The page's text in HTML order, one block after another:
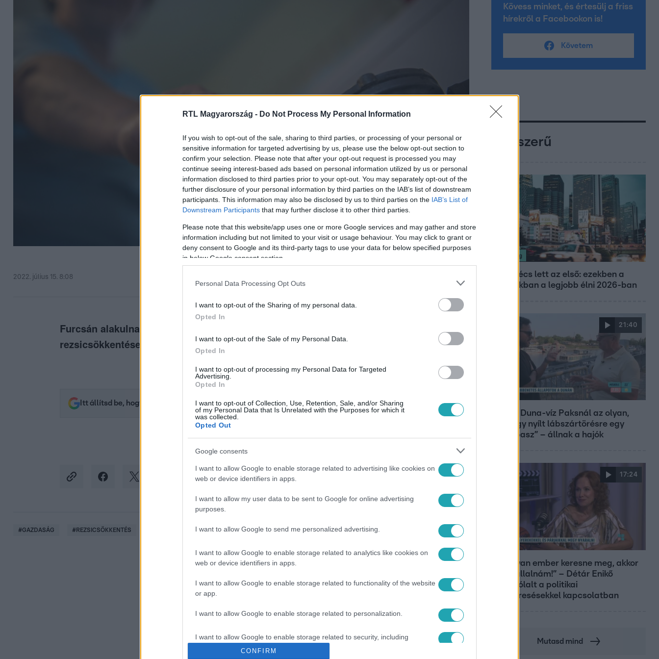
RTL Magyarország - Do Not Process My Personal Information
If you wish to opt-out of the sale, sharing to third parties, or processing of your personal or
sensitive information for targeted advertising by us, please use the below opt-out section to
confirm your selection. Please note that after your opt-out request is processed you may
continue seeing interest-based ads based on personal information utilized by us or personal
information disclosed to third parties prior to your opt-out. You may separately opt-out of the
further disclosure of your personal information by third parties on the IAB’s list of downstream
participants. This information may also be disclosed by us to third parties on the IAB’s List of
Downstream Participants that may further disclose it to other third parties.
Please note that this website/app uses one or more Google services and may gather and store
information including but not limited to your visit or usage behaviour. You may click to grant or
deny consent to Google and its third-party tags to use your data for below specified purposes
in below Google consent section.
Personal Data Processing Opt Outs
I want to opt-out of the Sharing of my personal data.
Opted In
I want to opt-out of the Sale of my Personal Data.
Opted In
I want to opt-out of processing my Personal Data for Targeted
Advertising.
Opted In
I want to opt-out of Collection, Use, Retention, Sale, and/or Sharing
of my Personal Data that Is Unrelated with the Purposes for which it
was collected.
Opted Out
Google consents
I want to allow Google to enable storage related to advertising like cookies on
web or device identifiers in apps.
I want to allow my user data to be sent to Google for online advertising
purposes.
I want to allow Google to send me personalized advertising.
I want to allow Google to enable storage related to analytics like cookies on
web or device identifiers in apps.
I want to allow Google to enable storage related to functionality of the website
or app.
I want to allow Google to enable storage related to personalization.
I want to allow Google to enable storage related to security, including
authentication functionality and fraud prevention, and other user protection.
CONFIRM
2022. július 15. 8:08
Furcsán alakulnak az átlagok, az ország két megyéjében jó eséllyel a
rezsicsökkentésen kívülre csúszik háztartás.
Itt állítsd be, hogy az RTL.hu az elsők között legyen a Google-találatokban!
#GAZDASÁG #REZSICSÖKKENTÉS # GÁZSZÁMLA
Kövess minket, és értesülj a friss
hírekről a Facebookon is!
Követem
Népszerű
Nagyvilág
Nem Bécs lett az első: ezekben a
városokban a legjobb élni 2026-ban
21:40
„10 cm Duna-víz Paksnál az olyan,
mint egy nyílt lábszártörésre egy
sebtapasz” – állnak a hajók
17:24
„Ha olyan ember keresne meg, akkor
sem vállalnám!” – Détár Enikő
megszólalt a politikai
megkeresésekkel kapcsolatban
Mutasd mind